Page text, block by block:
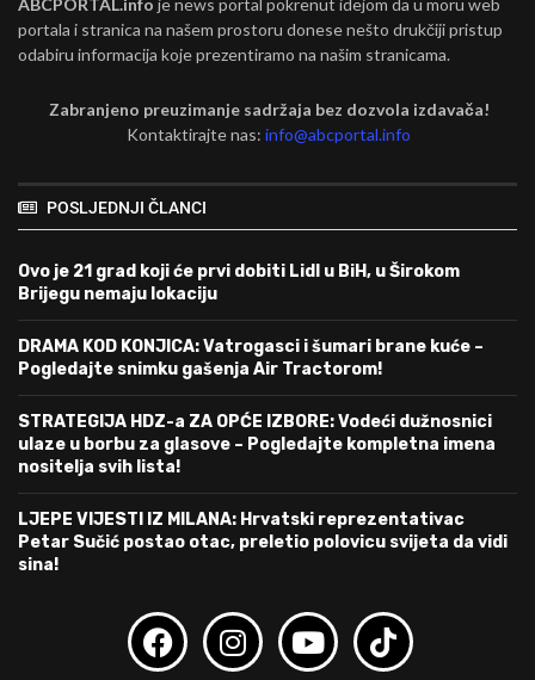
ABCPORTAL.info je news portal pokrenut idejom da u moru web
portala i stranica na našem prostoru donese nešto drukčiji pristup
odabiru informacija koje prezentiramo na našim stranicama.
Zabranjeno preuzimanje sadržaja bez dozvola izdavača!
Kontaktirajte nas:info@abcportal.info
POSLJEDNJI ČLANCI
Ovo je 21 grad koji će prvi dobiti Lidl u BiH, u Širokom
Brijegu nemaju lokaciju
DRAMA KOD KONJICA: Vatrogasci i šumari brane kuće –
Pogledajte snimku gašenja Air Tractorom!
STRATEGIJA HDZ-a ZA OPĆE IZBORE: Vodeći dužnosnici
ulaze u borbu za glasove – Pogledajte kompletna imena
nositelja svih lista!
LJEPE VIJESTI IZ MILANA: Hrvatski reprezentativac
Petar Sučić postao otac, preletio polovicu svijeta da vidi
sina!